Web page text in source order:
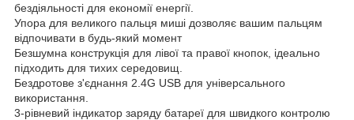
бездіяльності для економії енергії.
Упора для великого пальця миші дозволяє вашим пальцям
відпочивати в будь-який момент
Безшумна конструкція для лівої та правої кнопок, ідеально
підходить для тихих середовищ.
Бездротове з'єднання 2.4G USB для універсального
використання.
3-рівневий індикатор заряду батареї для швидкого контролю